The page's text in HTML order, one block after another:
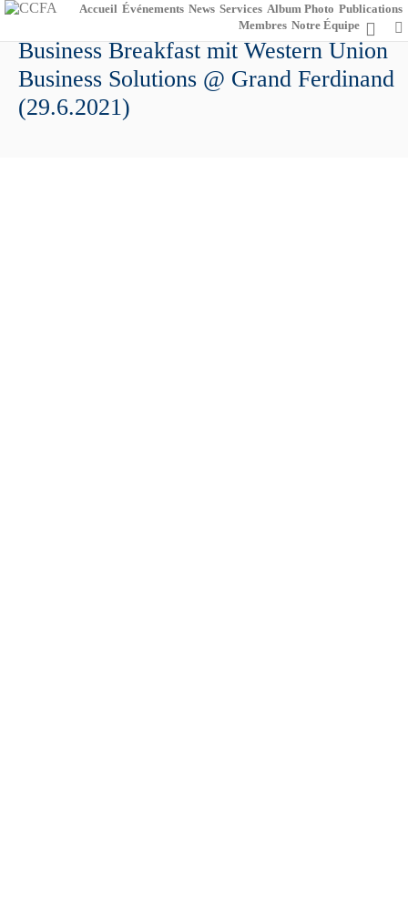
Accueil Événements News Services Album Photo Publications
Membres Notre Équipe
Business Breakfast mit Western Union
Business Solutions @ Grand Ferdinand
(29.6.2021)